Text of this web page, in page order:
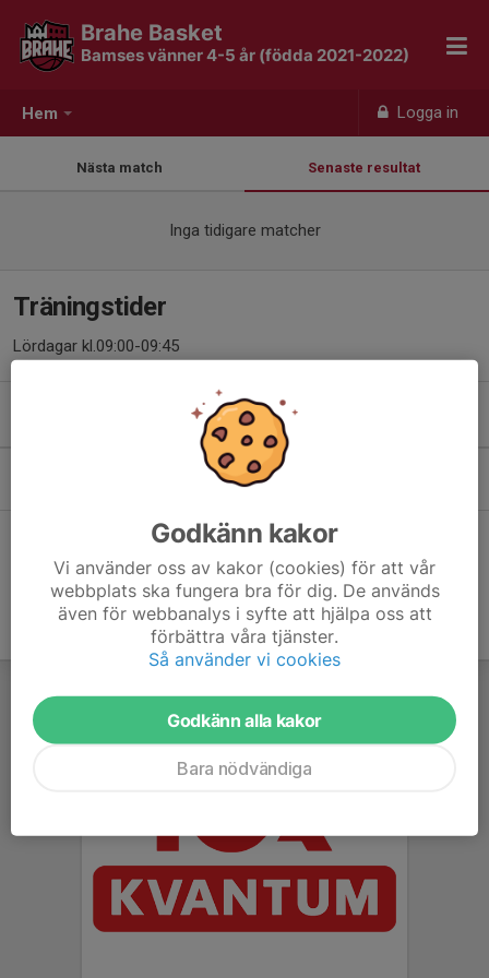
Hem Logga in
Brahe Basket
Bamses vänner 4-5 år (födda 2021-2022)
Nästa match Senaste resultat
Inga tidigare matcher
Träningstider
Lördagar kl.09:00-09:45
Kommande aktiviteter
Godkänn kakor
Vi använder oss av kakor (cookies) för att vår
webbplats ska fungera bra för dig. De används
även för webbanalys i syfte att hjälpa oss att
förbättra våra tjänster.
Så använder vi cookies
Godkänn alla kakor
Bara nödvändiga